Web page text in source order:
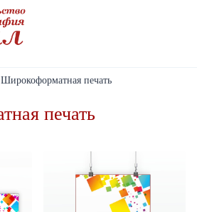
Широкоформатная печать
печать